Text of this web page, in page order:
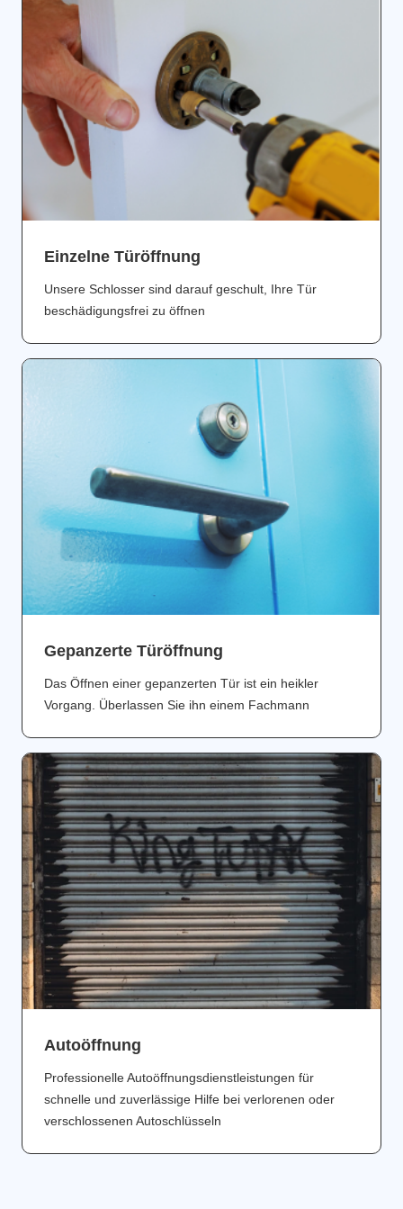
Einzelne Türöffnung
Unsere Schlosser sind darauf geschult, Ihre Tür
beschädigungsfrei zu öffnen
Gepanzerte Türöffnung
Das Öffnen einer gepanzerten Tür ist ein heikler
Vorgang. Überlassen Sie ihn einem Fachmann
Аutoöffnung
Professionelle Autoöffnungsdienstleistungen für
schnelle und zuverlässige Hilfe bei verlorenen oder
verschlossenen Autoschlüsseln